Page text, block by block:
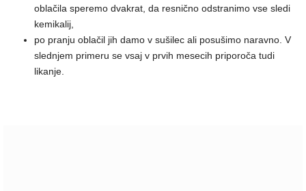
oblačila speremo dvakrat, da resnično odstranimo vse sledi
kemikalij,
po pranju oblačil jih damo v sušilec ali posušimo naravno. V
slednjem primeru se vsaj v prvih mesecih priporoča tudi
likanje.